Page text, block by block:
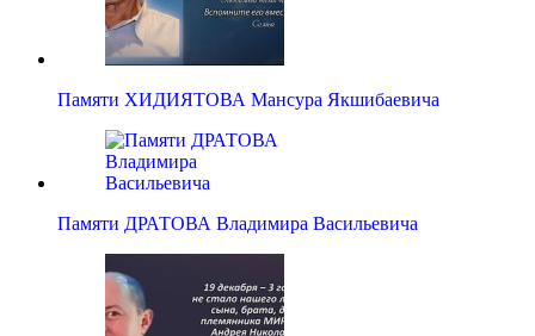
Памяти ХИДИЯТОВА Мансура Якшибаевича
Памяти ДРАТОВА Владимира Васильевича